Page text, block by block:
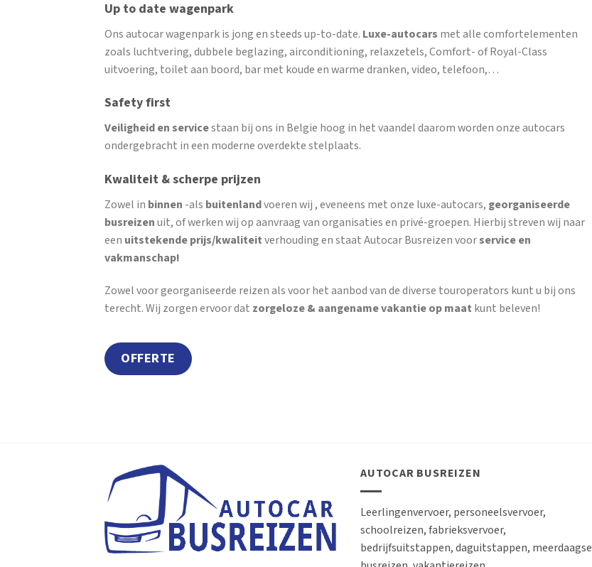
Up to date wagenpark
Ons autocar wagenpark is jong en steeds up-to-date. Luxe-autocars met alle comfortelementen
zoals luchtvering, dubbele beglazing, airconditioning, relaxzetels, Comfort- of Royal-Class
uitvoering, toilet aan boord, bar met koude en warme dranken, video, telefoon,…
Safety first
Veiligheid en servicestaan bij ons in Belgie hoog in het vaandel daarom worden onze autocars
ondergebracht in een moderne overdekte stelplaats.
Kwaliteit & scherpe prijzen
Zowel in binnen -als buitenlandvoeren wij , eveneens met onze luxe-autocars, georganiseerde
busreizenuit, of werken wij op aanvraag van organisaties en privé-groepen. Hierbij streven wij naar
een uitstekende prijs/kwaliteitverhouding en staat Autocar Busreizen voorservice en
vakmanschap!
Zowel voor georganiseerde reizen als voor het aanbod van de diverse touroperators kunt u bij ons
terecht. Wij zorgen ervoor dat zorgeloze & aangename vakantie op maat kunt beleven!
OFFERTE
AUTOCAR BUSREIZEN
Leerlingenvervoer, personeelsvervoer,
schoolreizen, fabrieksvervoer,
bedrijfsuitstappen, daguitstappen, meerdaagse